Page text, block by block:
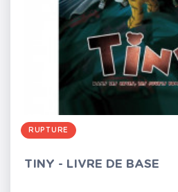
RUPTURE
TINY - LIVRE DE BASE